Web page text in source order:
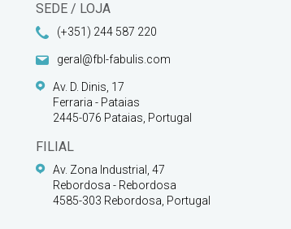
SEDE / LOJA
(+351) 244 587 220
geral@fbl-fabulis.com
Av. D. Dinis, 17
Ferraria - Pataias
2445-076 Pataias, Portugal
FILIAL
Av. Zona Industrial, 47
Rebordosa - Rebordosa
4585-303 Rebordosa, Portugal